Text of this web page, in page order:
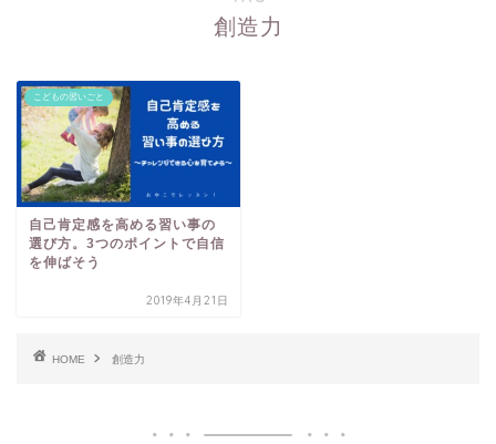
創造力
こどもの習いごと
自己肯定感を高める習い事の
選び方。3つのポイントで自信
を伸ばそう
2019年4月21日
HOME 創造力